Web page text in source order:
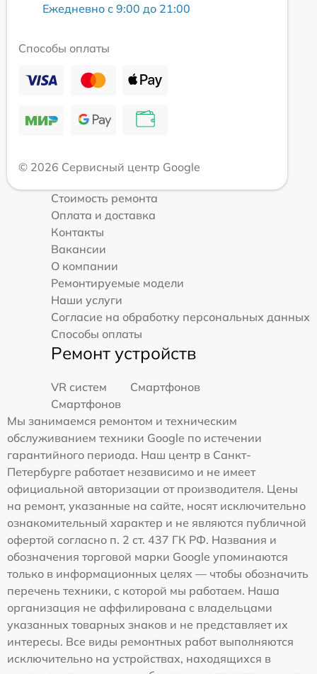
Ежедневно с 9:00 до 21:00
Способы оплаты
© 2026 Сервисный центр Google
Стоимость ремонта
Оплата и доставка
Контакты
Вакансии
О компании
Ремонтируемые модели
Наши услуги
Согласие на обработку персональных данных
Способы оплаты
Ремонт устройств
VR систем
Смартфонов
Смартфонов
Мы занимаемся ремонтом и техническим
обслуживанием техники Google по истечении
гарантийного периода. Наш центр в Санкт-
Петербурге работает независимо и не имеет
официальной авторизации от производителя. Цены
на ремонт, указанные на сайте, носят исключительно
ознакомительный характер и не являются публичной
офертой согласно п. 2 ст. 437 ГК РФ. Названия и
обозначения торговой марки Google упоминаются
только в информационных целях — чтобы обозначить
перечень техники, с которой мы работаем. Наша
организация не аффилирована с владельцами
указанных товарных знаков и не представляет их
интересы. Все виды ремонтных работ выполняются
исключительно на устройствах, находящихся в